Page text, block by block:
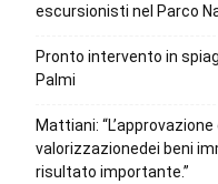
escursionisti nel Parco
Pronto intervento in
Palmi
Mattiani:
valorizzazionedei beni
risultato importante.”